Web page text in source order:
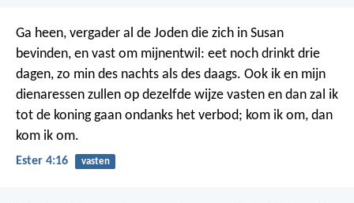
Ga heen, vergader al de Joden die zich in Susan
bevinden, en vast om mijnentwil: eet noch drinkt drie
dagen, zo min des nachts als des daags. Ook ik en mijn
dienaressen zullen op dezelfde wijze vasten en dan zal ik
tot de koning gaan ondanks het verbod; kom ik om, dan
kom ik om.
Ester 4:16 vasten